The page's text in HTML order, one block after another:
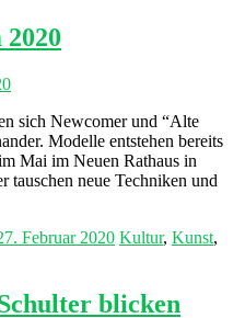
sich Newcomer und “Alte
Modelle entstehen bereits
Mai im Neuen Rathaus in
tauschen neue Techniken und
Februar 2020 Kultur, Kunst,
blicken